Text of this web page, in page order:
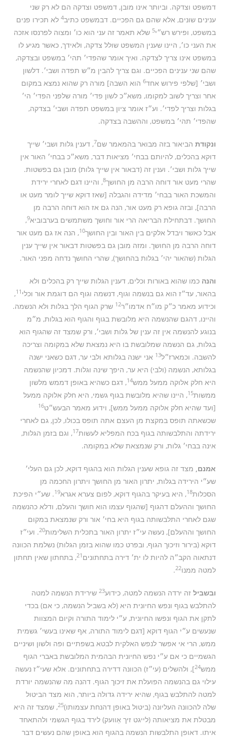
דמשפט וצדקה. וביותר אינו מובן, דמשפט וצדקה הם לא רק שני
ענינים שונים, אלא שהם גם הפכיים. דבמשפט כתיב4 לא תכירו פנים
במשפט, ופירש רש״י5 שלא תאמר זה עני הוא כו׳ ומצוה לפרנסו אזכה
את העני כו׳, היינו שענין המשפט שולל צדקה, ולאידך, כאשר מגיע לו
במשפט אינו צריך לצדקה. ואיך אומר שהפדי׳ תהי׳ במשפט ובצדקה,
שהם שני ענינים הפכיים. וגם צריך להבין מ״ש תפדה ושבי׳. דלשון
ושבי׳ [שלפי פירוש אחד6 הוא השבה] מורה רק שהוא נמצא במקום
אחר וצריך לשוב למקומו, משא״כ לשון פדי׳ מורה שלפני הפדי׳ הי׳
בגלות וצריך לפדי׳. וע״ז אומר ציון במשפט תפדה ושבי׳ בצדקה,
שהפדי׳ תהי׳ במשפט, וההשבה בצדקה.
ונקודת הביאור בזה מבואר בהמאמר שם7, דענין גלות ושבי׳ שייך
דוקא בהכלים, להיותם בבחי׳ מציאות דבר, משא״כ בבחי׳ האור אין
שייך גלות ושבי׳. וענין זה (דבאור אין שייך גלות) מובן גם בפשטות.
שהרי מעט אור דוחה הרבה מן החושך8, והיינו דגם לאחרי ירידת
והמשכת האור בבחי׳ מדידה והגבלה [שאז דוקא שייך לומר מעט או
הרבה], ובזה גופא רק מעט אור, הנה גם אז הוא דוחה הרבה מן
החושך. דבתחילת הבריאה הרי אור וחושך משתמשים בערבוביא9
,
אבל כאשר ויבדל אלקים בין האור ובין החושך10, הנה אז גם מעט אור
דוחה הרבה מן החושך. ומזה מובן גם בפשטות דבאור אין שייך ענין
הגלות (שהאור יהי׳ בגלות בהחושך), שהרי החושך נדחה מפני האור.
והנהכמו שהוא באורות וכלים, דענין הגלות שייך רק בהכלים ולא
בהאור, עד״ז הוא גם בנשמה וגוף, דנשמה וגוף הם דוגמת אור וכלי 11
,
וכידוע מאמר כ״ק מו״ח אדמו״ר12 שרק הגוף הלך בגלות ולא הנשמה.
והיינו, דהגם שהנשמה היא מלובשת בגוף והגוף הוא בגלות, מ״מ
בנוגע להנשמה אין זה ענין של גלות ושבי׳, ורק שמצד זה שהגוף הוא
בגלות, גם הנשמה שמלובשת בו היא נמצאת שלא במקומה וצריכה
להשבה. וכמארז״ל13 אני ישנה בגלותא ולבי ער, דגם כשאני ישנה
בגלותא, הנשמה (ולבי) היא ער, היפך שינה וגלות. דמכיון שהנשמה
היא חלק אלוקה ממעל ממש14, דגם כשהיא באופן דממש מלשון
ממשות15, היינו שהיא מלובשת בגוף גשמי, היא חלק אלוקה ממעל
[ועד שהיא חלק אלוקה ממעל ממש], וידוע מאמר הבעש״ט16
שכשאתה תופס במקצת מן העצם אתה תופס בכולו, לכן, גם לאחרי
ירידתה והתלבשותה בגוף בכח המפליא לעשות17, וגם בזמן הגלות,
אינה בבחי׳ גלות, ורק שנמצאת שלא במקומה.
אמנם, מצד זה גופא שענין הגלות הוא בהגוף דוקא, לכן גם העלי׳
שע״י הירידה בגלות, יתרון האור מן החושך ויתרון החכמה מן
הסכלות18, היא בעיקר בהגוף דוקא, לפום צערא אגרא19. שע״י הפיכת
החושך וההעלם דהגוף [שהגוף עצמו הוא חושך והעלם, ודלא כהנשמה
שגם לאחרי התלבשותה בגוף היא בחי׳ אור ורק שנמצאת במקום
החושך וההעלם], נעשה עי״ז יתרון האור בתכלית השלימות20. ועי״ז
דוקא (בירור וזיכוך הגוף, ובפרט כמו שהוא בזמן הגלות) נשלמת הכוונה
דנתאוה הקב״ה להיות לו ית׳ דירה בתחתונים 21, בתחתון שאין תחתון
למטה ממנו22
.
ובשבילזה ירדה הנשמה למטה, כידוע23 שירידת הנשמה למטה
להתלבש בגוף ונפש החיונית היא (לא בשביל הנשמה, כי אם) בכדי
לתקן את הגוף ונפשו החיונית, ע״י לימוד התורה וקיום המצוות
שנעשים ע״י הגוף דוקא [דגם לימוד התורה, אף שאינו בעשי׳ גשמית
ממש, הרי אי אפשר לנפש האלקית לבטא בשפתיים ופה ולשון ושיניים
הגשמיים כי אם ע״י נפש החיונית הבהמית המלובשת באברי הגוף
ממש24], ולהשלים (עי״ז) הכוונה דדירה בתחתונים. אלא שעי״ז נעשה
עילוי גם בהנשמה הפועלת את זיכוך הגוף. דהנה מה שהנשמה יורדת
למטה להתלבש בגוף, שהיא ירידה גדולה ביותר, הוא מצד הביטול
שלה להכוונה העליונה (ביטול באופן דהנחת עצמותו)25, שמצד זה היא
מבטלת את מציאותה (לייגט זיך אַוועק) לירד בגוף הגשמי ולהתאחד
איתו. דאופן התלבשות הנשמה בהגוף הוא באופן שהם נעשים דבר